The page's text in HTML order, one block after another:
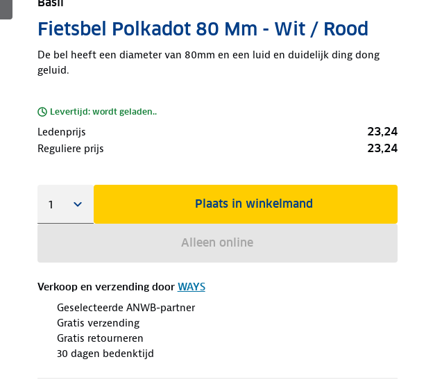
Fietsbel Polkadot 80 Mm - Wit / Rood
De bel heeft een diameter van 80mm en een luid en duidelijk ding dong
geluid.
Levertijd: wordt geladen..
Ledenprijs 23,24
Reguliere prijs 23,24
Plaats in winkelmand
Alleen online
Verkoop en verzending door WAYS
Geselecteerde ANWB-partner
Gratis verzending
Gratis retourneren
30 dagen bedenktijd